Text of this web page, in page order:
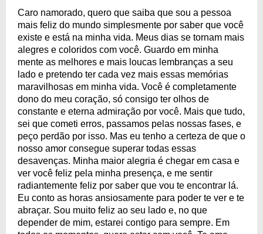
Caro namorado, quero que saiba que sou a pessoa
mais feliz do mundo simplesmente por saber que você
existe e está na minha vida. Meus dias se tornam mais
alegres e coloridos com você. Guardo em minha
mente as melhores e mais loucas lembranças a seu
lado e pretendo ter cada vez mais essas memórias
maravilhosas em minha vida. Você é completamente
dono do meu coração, só consigo ter olhos de
constante e eterna admiração por você. Mais que tudo,
sei que cometi erros, passamos pelas nossas fases, e
peço perdão por isso. Mas eu tenho a certeza de que o
nosso amor consegue superar todas essas
desavenças. Minha maior alegria é chegar em casa e
ver você feliz pela minha presença, e me sentir
radiantemente feliz por saber que vou te encontrar lá.
Eu conto as horas ansiosamente para poder te ver e te
abraçar. Sou muito feliz ao seu lado e, no que
depender de mim, estarei contigo para sempre. Em